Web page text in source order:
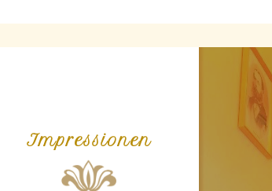
Impressionen